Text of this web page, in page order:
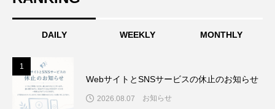
DAILY WEEKLY MONTHLY
1
WebサイトとSNSサービスの休止のお知らせ
2026.08.07 お知らせ